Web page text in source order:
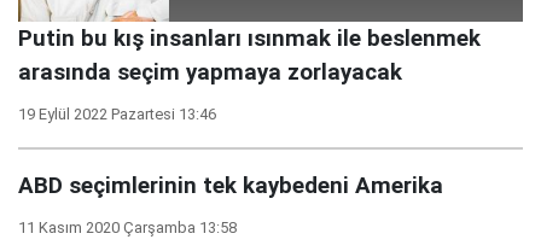
Putin bu kış insanları ısınmak ile beslenmek
arasında seçim yapmaya zorlayacak
19 Eylül 2022 Pazartesi 13:46
ABD seçimlerinin tek kaybedeni Amerika
11 Kasım 2020 Çarşamba 13:58